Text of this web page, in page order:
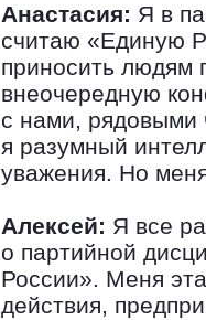
Анастасия: Я в
считаю «Единую
приносить людям
внеочередную
с нами, рядовыми
я разумный
уважения. Но
Алексей: Я все
о партийной
России». Меня
действия,